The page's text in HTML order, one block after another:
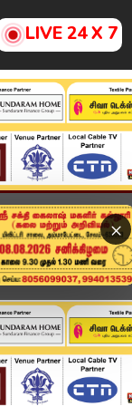
LIVE 24 X 7
×
விளையாட்டு